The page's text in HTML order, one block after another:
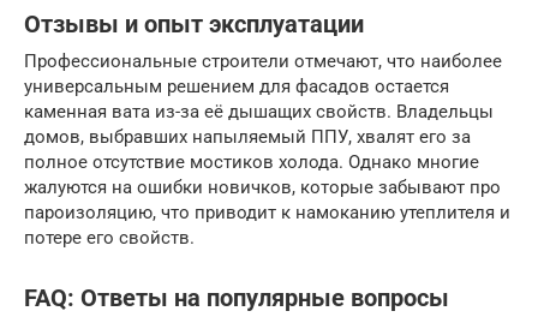
Отзывы и опыт эксплуатации
Профессиональные строители отмечают, что наиболее
универсальным решением для фасадов остается
каменная вата из-за её дышащих свойств. Владельцы
домов, выбравших напыляемый ППУ, хвалят его за
полное отсутствие мостиков холода. Однако многие
жалуются на ошибки новичков, которые забывают про
пароизоляцию, что приводит к намоканию утеплителя и
потере его свойств.
FAQ: Ответы на популярные вопросы